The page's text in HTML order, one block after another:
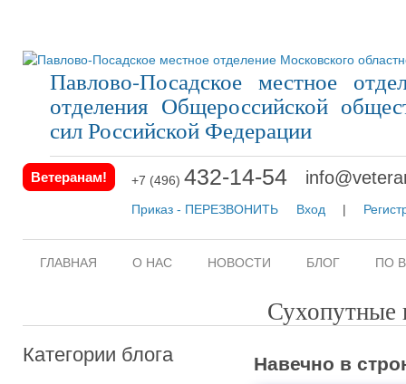
Павлово-Посадское местное
отделения Общероссийской
сил Российской Федерации
Ветеранам! +7 (496) 432-14-54
Приказ - ПЕРЕЗВОНИТЬ Вход |
ГЛАВНАЯ О НАС НОВОСТИ БЛОГ ПО
Сухопутные
Категории блога Навечно в